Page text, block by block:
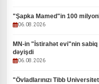
"Şapka Mamed"in 100
06.08.2026
MN-in "İstirahət evi"nin
dəyişdi
06.08.2026
"Övladlarınızı Tibb